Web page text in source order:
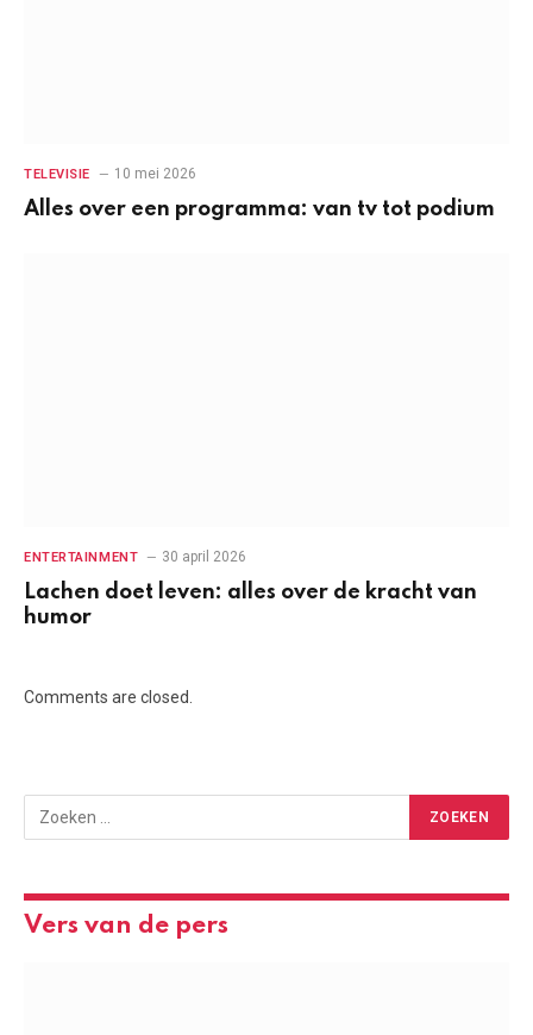
TELEVISIE 10 mei 2026
Alles over een programma: van tv tot podium
ENTERTAINMENT 30 april 2026
Lachen doet leven: alles over de kracht van
humor
Comments are closed.
Vers van de pers